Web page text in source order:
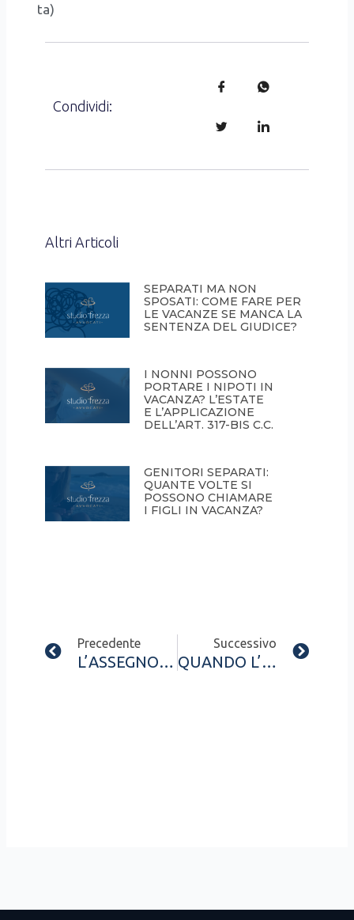
ta)
Condividi:
Altri Articoli
SEPARATI MA NON
SPOSATI: COME FARE PER
LE VACANZE SE MANCA LA
SENTENZA DEL GIUDICE?
I NONNI POSSONO
PORTARE I NIPOTI IN
VACANZA? L’ESTATE
E L’APPLICAZIONE
DELL’ART. 317-BIS C.C.
GENITORI SEPARATI:
QUANTE VOLTE SI
POSSONO CHIAMARE
I FIGLI IN VACANZA?
Precedente
L’ASSEGNO DIVORZILE: QUANDO I VERSAMENTI SPONTANEI DOPO LA SEPARAZIONE DIVENTANO PROVA DEL CONTRIBUTO FAMILIARE
Successivo
QUANDO L’EX MOGLIE PUO’ AVERE DIRITTO A UNA PARTE DEL TFR DEL MARITO?